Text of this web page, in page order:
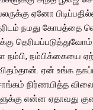
ஏனோ
நமது கோபத்தை
நம்பிக்கையை
ஏன் உங்க
நிர்ணயித்த
என்ன ஏதாவது